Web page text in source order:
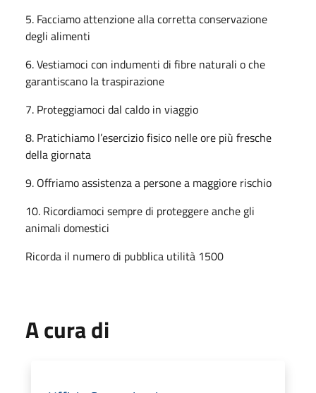
5. Facciamo attenzione alla corretta conservazione
degli alimenti
6. Vestiamoci con indumenti di fibre naturali o che
garantiscano la traspirazione
7. Proteggiamoci dal caldo in viaggio
8. Pratichiamo l’esercizio fisico nelle ore più fresche
della giornata
9. Offriamo assistenza a persone a maggiore rischio
10. Ricordiamoci sempre di proteggere anche gli
animali domestici
Ricorda il numero di pubblica utilità 1500
A cura di